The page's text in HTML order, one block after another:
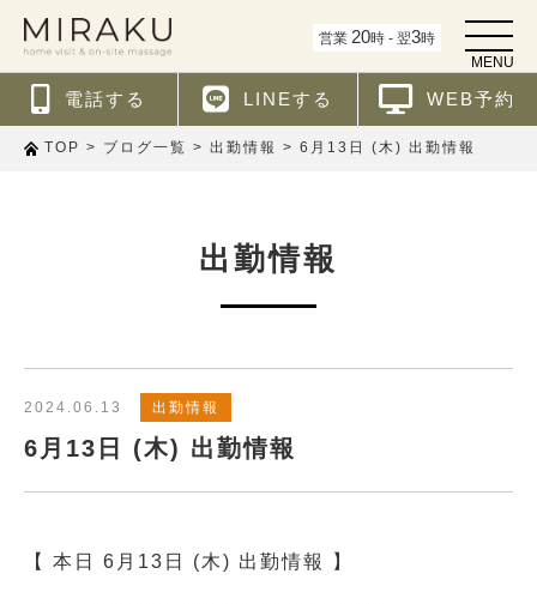
営業 20時 - 翌3時
t
o
g
l
MENU
電話する LINEする WEB予約
TOP > ブログ一覧 > 出勤情報 > 6月13日 (木) 出勤情報
出勤情報
2024.06.13 出勤情報
6月13日 (木) 出勤情報
【 本日 6月13日 (木) 出勤情報 】